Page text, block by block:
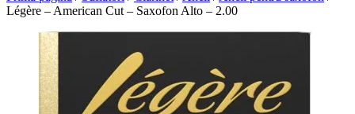
Légère – American Cut – Saxofon Alto – 2.00